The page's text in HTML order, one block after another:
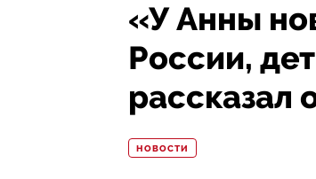
«У Анны
России,
рассказал
НОВОСТИ